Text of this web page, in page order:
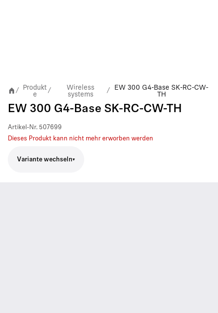
/
Produkt
e
/
Wireless
systems
/
EW 300 G4-Base SK-RC-CW-
TH
EW 300 G4-Base SK-RC-CW-TH
Artikel-Nr. 507699
Dieses Produkt kann nicht mehr erworben werden
Variante wechseln